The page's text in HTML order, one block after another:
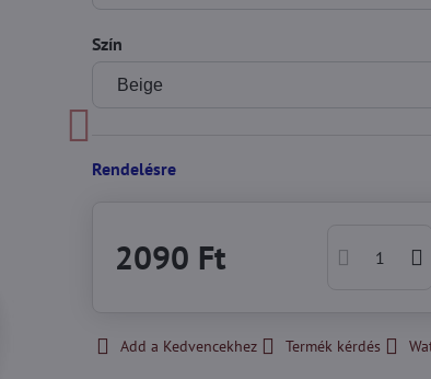
Szín
Rendelésre
2090 Ft
Add a Kedvencekhez Termék kérdés